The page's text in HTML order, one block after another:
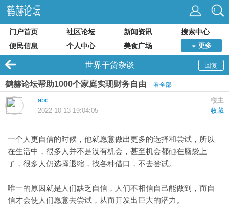
门户首页 社区论坛 新闻资讯
搜索中心
便民信息
个人中心 美食广场 更多
回复
世界干货杂谈
鹤赫论坛帮助1000个家庭实现财务自由 看全部
楼主
abc
收藏
2022-10-13 19:04:05
一个人更自信的时候，他就愿意做出更多的选择和尝试，所以
在生活中，很多人并不是没有机会，甚至机会都砸在脑袋上
了，很多人仍选择退缩，找各种借口，不去尝试。
唯一的原因就是人们缺乏自信，人们不相信自己能做到，而自
信才会使人们愿意去尝试，从而开发出巨大的潜力。